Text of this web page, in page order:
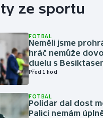
ze sportu
FOTBAL
Neměli jsme
hráč nemůže
duelu s
Před 1 hod
FOTBAL
Polidar dal dost
Palici nemám